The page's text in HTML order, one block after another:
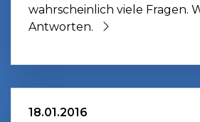
wahrscheinlich viele Fragen.
Antworten.
18.01.2016